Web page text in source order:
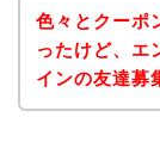
色々とクーポ
ったけど、エ
インの友達募